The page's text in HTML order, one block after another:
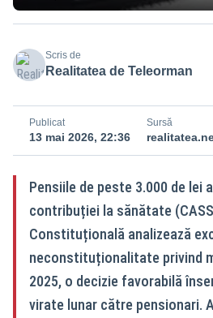
Scris de
Realitatea de Teleorman
Publicat
13 mai 2026, 22:36
Sursă
Pensiile de peste 3.000 de lei
contribuției la sănătate
Constituțională analizează
neconstituționalitate privind
2025, o decizie favorabilă
virate lunar către pensionari.